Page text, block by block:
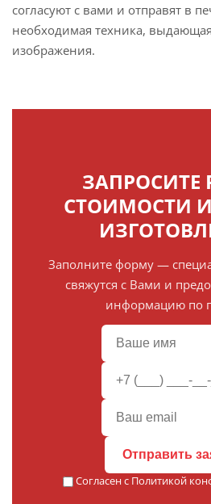
согласуют с вами и отправят в
необходимая техника,
изображения.
ЗАПРОСИТЕ
СТОИМОСТИ
Заполните форму —
свяжутся с Вами и
информацию по
Отправить
Согласен с Политикой